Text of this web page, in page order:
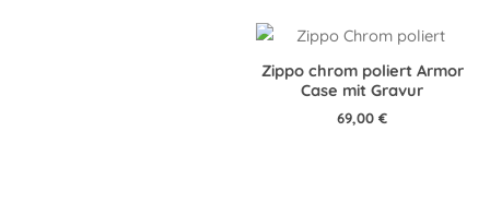
Zippo chrom poliert Armor
Case mit Gravur
69,00 €